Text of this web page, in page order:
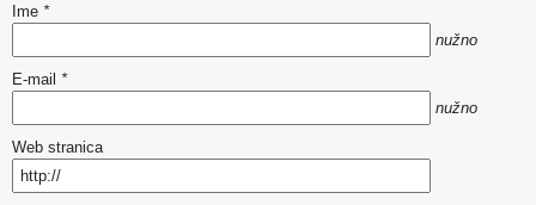
Ime *
nužno
E-mail *
nužno
Web stranica